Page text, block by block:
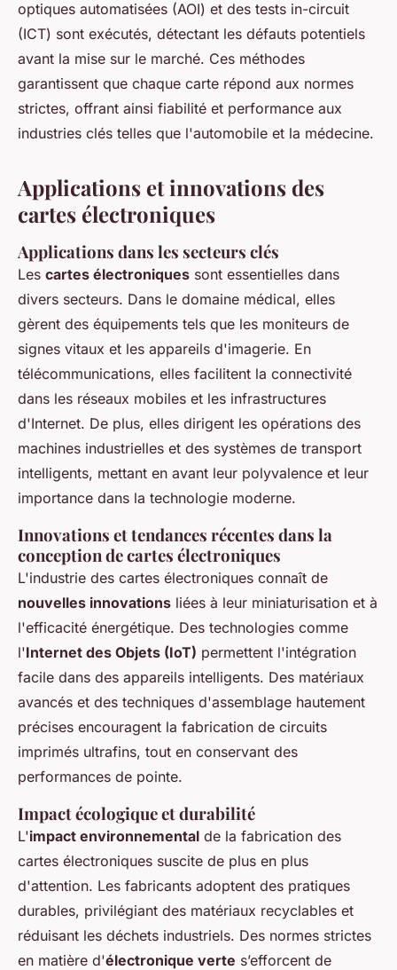
optiques automatisées (AOI) et des tests in-circuit
(ICT) sont exécutés, détectant les défauts potentiels
avant la mise sur le marché. Ces méthodes
garantissent que chaque carte répond aux normes
strictes, offrant ainsi fiabilité et performance aux
industries clés telles que l'automobile et la médecine.
Applications et innovations des
cartes électroniques
Applications dans les secteurs clés
Les cartes électroniques sont essentielles dans
divers secteurs. Dans le domaine médical, elles
gèrent des équipements tels que les moniteurs de
signes vitaux et les appareils d'imagerie. En
télécommunications, elles facilitent la connectivité
dans les réseaux mobiles et les infrastructures
d'Internet. De plus, elles dirigent les opérations des
machines industrielles et des systèmes de transport
intelligents, mettant en avant leur polyvalence et leur
importance dans la technologie moderne.
Innovations et tendances récentes dans la
conception de cartes électroniques
L'industrie des cartes électroniques connaît de
nouvelles innovations liées à leur miniaturisation et à
l'efficacité énergétique. Des technologies comme
l'Internet des Objets (IoT) permettent l'intégration
facile dans des appareils intelligents. Des matériaux
avancés et des techniques d'assemblage hautement
précises encouragent la fabrication de circuits
imprimés ultrafins, tout en conservant des
performances de pointe.
Impact écologique et durabilité
L'impact environnemental de la fabrication des
cartes électroniques suscite de plus en plus
d'attention. Les fabricants adoptent des pratiques
durables, privilégiant des matériaux recyclables et
réduisant les déchets industriels. Des normes strictes
en matière d'électronique verte s’efforcent de